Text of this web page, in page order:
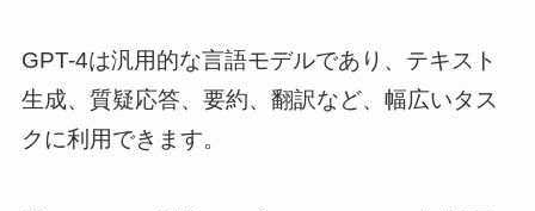
GPT-4は汎用的な言語モデルであり、テキスト
生成、質疑応答、要約、翻訳など、幅広いタス
クに利用できます。